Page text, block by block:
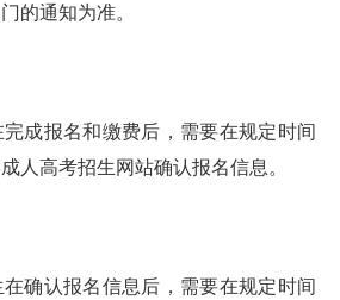
的通知为准。
成报名和缴费后，需要在规定时间
人高考招生网站确认报名信息。
确认报名信息后，需要在规定时间